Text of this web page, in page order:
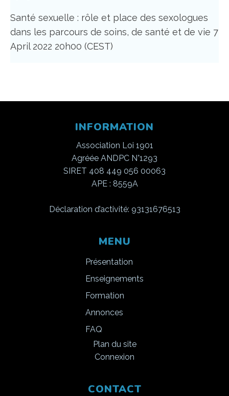
Santé sexuelle : rôle et place des sexologues
dans les parcours de soins, de santé et de vie 7
April 2022 20h00 (CEST)
INFORMATION
Association Loi 1901
Agréée ANDPC N°1293
SIRET 408 449 056 00063
APE : 8559A
Déclaration d’activité: 93131676513
MENU
Présentation
Enseignements
Formation
Annonces
FAQ
Plan du site
Connexion
CONTACT